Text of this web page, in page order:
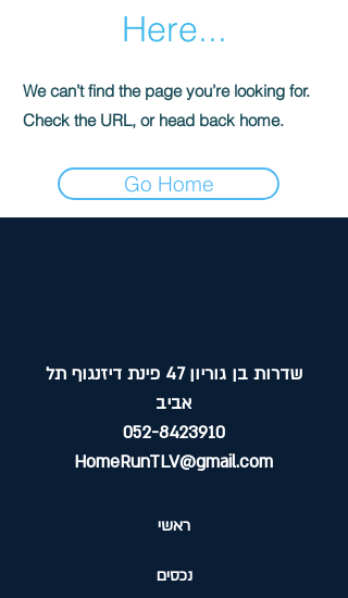
Here...
We can’t find the page you’re looking for.
Check the URL, or head back home.
Go Home
שדרות בן גוריון 47 פינת דיזנגוף תל
אביב
052-8423910
HomeRunTLV@gmail.com
ראשי
נכסים